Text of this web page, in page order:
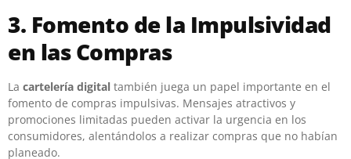
3. Fomento de la Impulsividad
en las Compras
La cartelería digital también juega un papel importante en el
fomento de compras impulsivas. Mensajes atractivos y
promociones limitadas pueden activar la urgencia en los
consumidores, alentándolos a realizar compras que no habían
planeado.